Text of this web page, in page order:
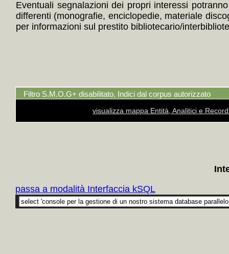
Eventuali segnalazioni dei propri interessi
differenti (monografie, enciclopedie, materiale
per informazioni sul prestito bibliotecario/
Filtro S.M.O.G+ disabilitato. Indici dal corpus autorizzato
visualizza mappa Entità, Analitici e
passa a modalità Interfaccia kSQL